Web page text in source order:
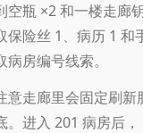
空瓶 ×2 和一楼走廊
保险丝 1、病历 1 和
房编号线索。
意走廊里会固定刷新
进入 201 病房后，